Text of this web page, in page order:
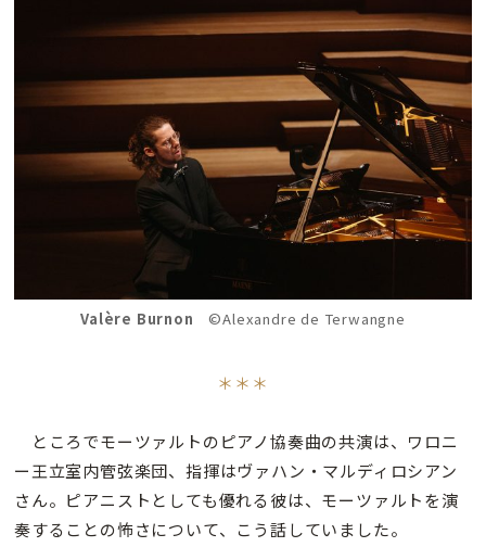
Valère Burnon ©Alexandre de Terwangne
＊＊＊
ところでモーツァルトのピアノ協奏曲の共演は、ワロニ
ー王立室内管弦楽団、指揮はヴァハン・マルディロシアン
さん。ピアニストとしても優れる彼は、モーツァルトを演
奏することの怖さについて、こう話していました。